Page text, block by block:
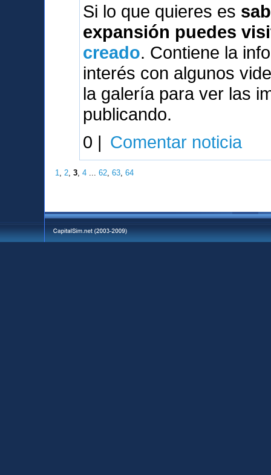
Si lo que quieres es
expansión puedes
creado. Contiene la
interés con algunos
la galería para ver las
publicando.
0 | Comentar noticia
1,2,3,4 ...62,63,64